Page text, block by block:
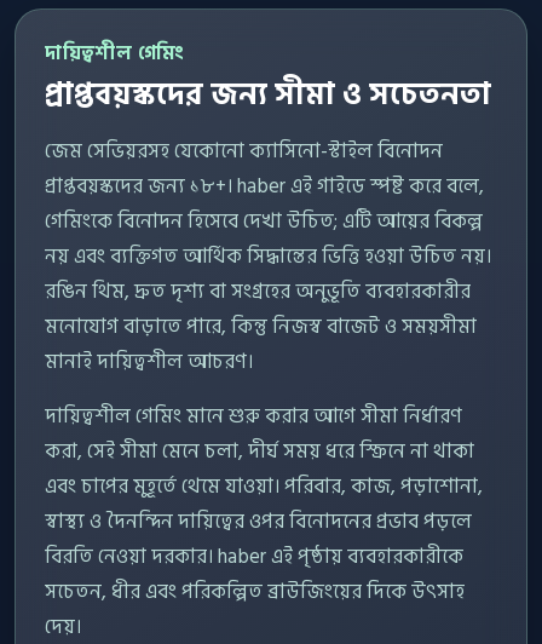
দায়িত্বশীল গেমিং
প্রাপ্তবয়স্কদের জন্য সীমা ও সচেতনতা
জেম সেভিয়রসহ যেকোনো ক্যাসিনো-স্টাইল বিনোদন
প্রাপ্তবয়স্কদের জন্য ১৮+। haber এই গাইডে স্পষ্ট করে বলে,
গেমিংকে বিনোদন হিসেবে দেখা উচিত; এটি আয়ের বিকল্প
নয় এবং ব্যক্তিগত আর্থিক সিদ্ধান্তের ভিত্তি হওয়া উচিত নয়।
রঙিন থিম, দ্রুত দৃশ্য বা সংগ্রহের অনুভূতি ব্যবহারকারীর
মনোযোগ বাড়াতে পারে, কিন্তু নিজস্ব বাজেট ও সময়সীমা
মানাই দায়িত্বশীল আচরণ।
দায়িত্বশীল গেমিং মানে শুরু করার আগে সীমা নির্ধারণ
করা, সেই সীমা মেনে চলা, দীর্ঘ সময় ধরে স্ক্রিনে না থাকা
এবং চাপের মুহূর্তে থেমে যাওয়া। পরিবার, কাজ, পড়াশোনা,
স্বাস্থ্য ও দৈনন্দিন দায়িত্বের ওপর বিনোদনের প্রভাব পড়লে
বিরতি নেওয়া দরকার। haber এই পৃষ্ঠায় ব্যবহারকারীকে
সচেতন, ধীর এবং পরিকল্পিত ব্রাউজিংয়ের দিকে উৎসাহ
দেয়।